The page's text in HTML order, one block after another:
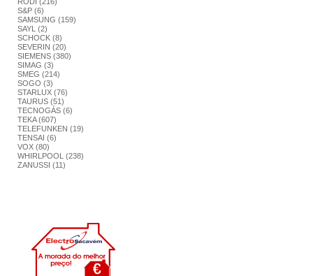
S&P (6)
SAMSUNG (159)
SAYL (2)
SCHOCK (8)
SEVERIN (20)
SIEMENS (380)
SIMAG (3)
SMEG (214)
SOGO (3)
STARLUX (76)
TAURUS (51)
TECNOGÁS (6)
TEKA (607)
TELEFUNKEN (19)
TENSAI (6)
VOX (80)
WHIRLPOOL (238)
ZANUSSI (11)